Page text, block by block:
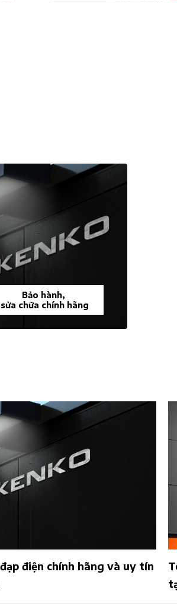
Bảo hành,
sửa chữa chính hãng
điện chính hãng và uy tín